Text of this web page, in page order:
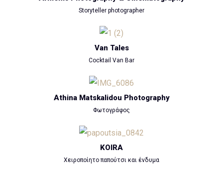
Storyteller photographer
Van Tales
Cocktail Van Bar
Athina Matskalidou Photography
Φωτογράφος
KOIRA
Χειροποίητο παπούτσι και ένδυμα